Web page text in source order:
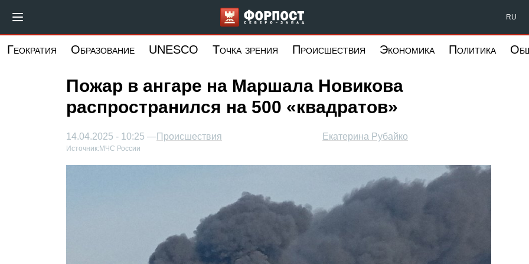
основному
Форпост Северо-Запад RU
Геократия Образование UNESCO Точка зрения Происшествия Экономика Политика
Пожар в ангаре на Маршала Новикова
распространился на 500 «квадратов»
Екатерина Рубайко
14.04.2025 - 10:25 —Происшествия
Источник: МЧС России